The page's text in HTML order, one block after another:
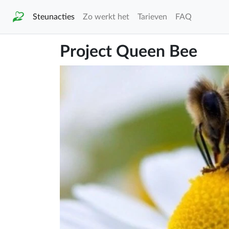
Steunacties Zo werkt het Tarieven FAQ
Project Queen Bee